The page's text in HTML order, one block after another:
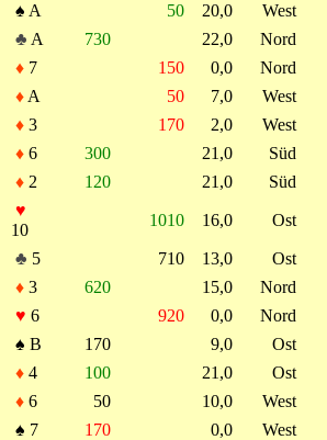
♠ A 50 20,0
West
♣ A 730 22,0
Nord
♦ 7 150 0,0
Nord
♦ A 50 7,0
West
♦ 3 170 2,0
West
♦ 6 300 21,0
Süd
♦ 2 120 21,0 Süd
♥
10
1010 16,0 Ost
♣ 5 710 13,0
Ost
♦ 3 620 15,0
Nord
♥ 6 920 0,0
Nord
♠ B 170 9,0
Ost
♦ 4 100 21,0
Ost
♦ 6 50 10,0
West
♠ 7 170 0,0
West